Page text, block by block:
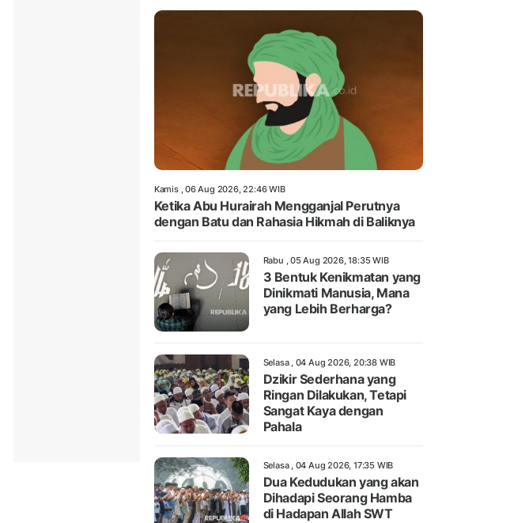
Kamis , 06 Aug 2026, 22:46 WIB
Ketika Abu Hurairah Mengganjal Perutnya
dengan Batu dan Rahasia Hikmah di Baliknya
Rabu , 05 Aug 2026, 18:35 WIB
3 Bentuk Kenikmatan yang
Dinikmati Manusia, Mana
yang Lebih Berharga?
Selasa , 04 Aug 2026, 20:38 WIB
Dzikir Sederhana yang
Ringan Dilakukan, Tetapi
Sangat Kaya dengan
Pahala
Selasa , 04 Aug 2026, 17:35 WIB
Dua Kedudukan yang akan
Dihadapi Seorang Hamba
di Hadapan Allah SWT